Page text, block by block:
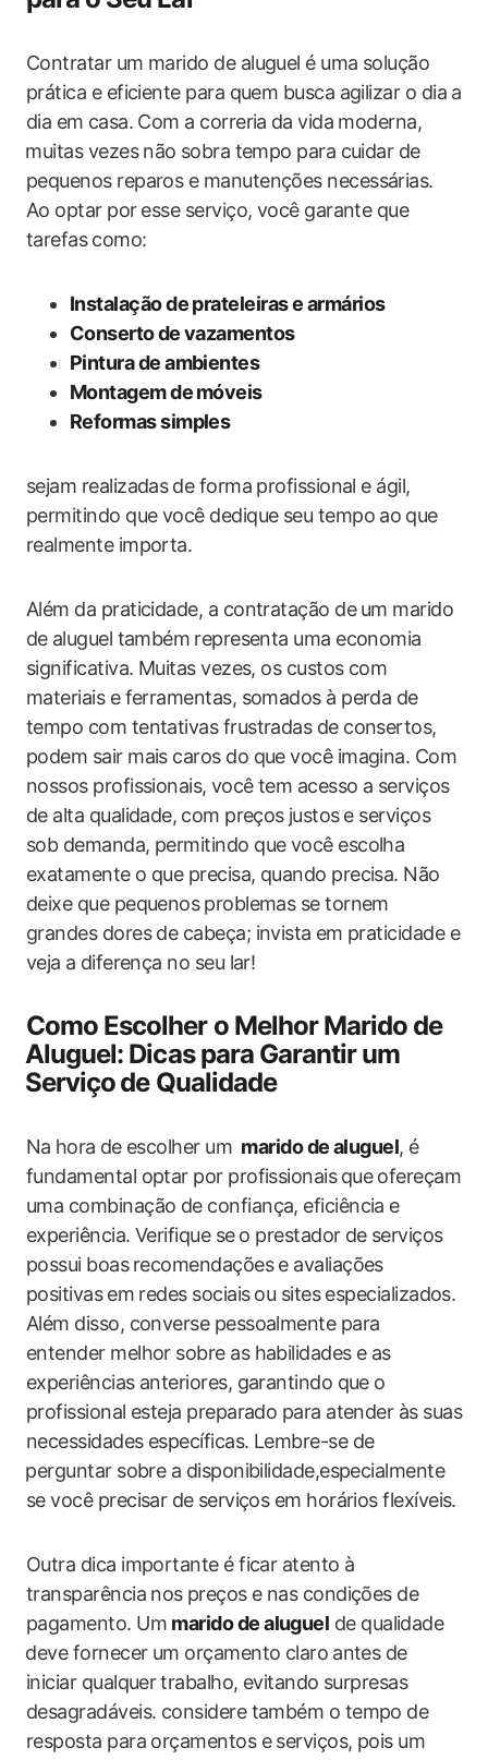
Contratar um marido de aluguel é uma solução
prática e eficiente para​ quem busca ​agilizar o dia a
dia em⁣ casa. Com​ a correria⁢ da vida‍ moderna,
⁢muitas ​vezes​ não⁢ sobra tempo para cuidar de
pequenos ‍reparos e manutenções necessárias.
Ao optar por ⁢esse serviço, você garante que
tarefas ⁤como:
Instalação ‍de prateleiras e armários
Conserto ⁤de vazamentos
Pintura de ambientes
Montagem de⁣ móveis
Reformas simples
sejam realizadas ⁢de forma profissional e ágil,
permitindo que você dedique seu tempo ao ⁤que⁣
realmente importa.
Além da praticidade, a contratação de ⁢um marido
de⁣ aluguel também⁤ representa uma economia
significativa.​ Muitas vezes, os ‍custos‍ com
materiais e ferramentas,​ somados‌ à perda de
tempo com tentativas frustradas de consertos,
podem sair mais caros do ‍que você imagina. Com ​
nossos profissionais,⁢ você tem acesso a serviços
de‍ alta qualidade, ⁢com preços⁢ justos⁤ e serviços
sob demanda, permitindo que você escolha⁢
exatamente ​o‍ que precisa,‌ quando precisa. Não
deixe que pequenos⁢ problemas se tornem
grandes dores‌ de cabeça; invista⁢ em praticidade‍ e
veja ​a ⁢diferença no seu lar!
Como Escolher o ‌Melhor Marido de
⁤Aluguel: Dicas​ para Garantir um
⁢Serviço ⁢de Qualidade
Na⁤ hora ⁢de‍ escolher um ⁤ marido de aluguel, ​é‍
fundamental optar por profissionais⁣ que⁤ ofereçam
uma combinação‍ de confiança, eficiência e
‍experiência. Verifique se ⁣o prestador de ⁢serviços ​
possui boas⁢ recomendações ​e avaliações
positivas ⁤em‍ redes sociais ⁣ou‌ sites especializados.
Além disso, converse pessoalmente para
entender melhor ​sobre as habilidades e as
experiências anteriores, garantindo que ‍o
profissional‌ esteja preparado para atender às suas
​necessidades específicas. Lembre-se de
⁤perguntar sobre a disponibilidade,especialmente
se você precisar de⁢ serviços‌ em ‌horários flexíveis.
Outra dica importante é ficar atento à
transparência nos ⁤preços e nas condições de
pagamento. Um marido de aluguel de ‍qualidade
⁤deve ‌fornecer um orçamento claro ⁣antes de​
iniciar qualquer⁣ trabalho, evitando surpresas
desagradáveis. considere ‍também‌ o tempo de
resposta para orçamentos ‌e serviços, pois‍ um